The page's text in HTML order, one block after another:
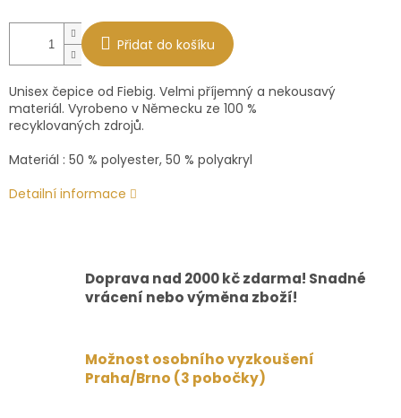
Přidat do košíku
Unisex čepice od Fiebig. Velmi příjemný a nekousavý
materiál. Vyrobeno v Německu ze 100 %
recyklovaných zdrojů.
Materiál : 50 % polyester, 50 % polyakryl
Detailní informace
Doprava nad 2000 kč zdarma! Snadné
vrácení nebo výměna zboží!
Možnost osobního vyzkoušení
Praha/Brno (3 pobočky)